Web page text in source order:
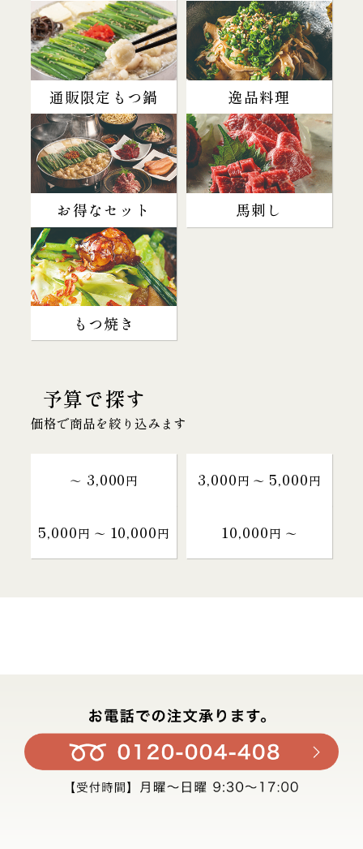
通販限定もつ鍋 逸品料理
お得なセット 馬刺し
もつ焼き
予算で探す
価格で商品を絞り込みます
～ 3,000円 3,000円 〜 5,000円
5,000円 〜 10,000円 10,000円 〜